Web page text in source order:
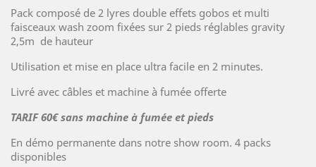
Pack composé de 2 lyres double effets gobos et multi
faisceaux wash zoom fixées sur 2 pieds réglables gravity
2,5m de hauteur
Utilisation et mise en place ultra facile en 2 minutes.
Livré avec câbles et machine à fumée offerte
TARIF 60€ sans machine à fumée et pieds
En démo permanente dans notre show room. 4 packs
disponibles